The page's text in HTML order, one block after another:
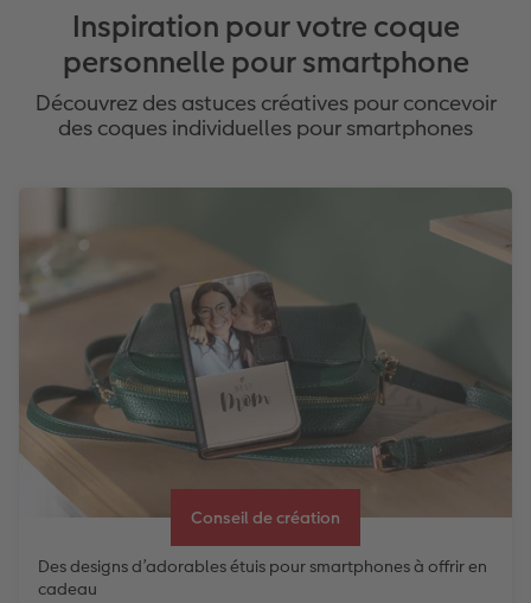
Inspiration pour votre coque
personnelle pour smartphone
Découvrez des astuces créatives pour concevoir
des coques individuelles pour smartphones
Conseil de création
Des designs d’adorables étuis pour smartphones à offrir en
cadeau